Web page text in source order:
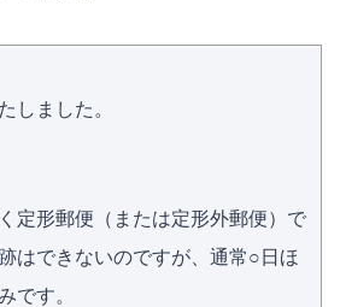
しました。
定形郵便（または定形外郵便）で
はできないのですが、通常○日ほ
です。